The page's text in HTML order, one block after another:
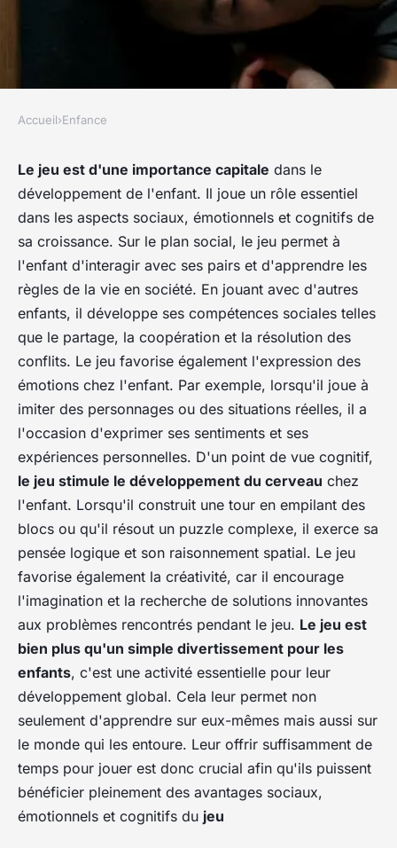
Jeux et Enfance : Le Rôle du
Jeu dans l'Apprentissage et la
Créativité
jarside8• 26 octobre 2023• 5 min de lecture
Accueil›Enfance
Le jeu est d'une importance capitale dans le
développement de l'enfant. Il joue un rôle essentiel
dans les aspects sociaux, émotionnels et cognitifs de
sa croissance. Sur le plan social, le jeu permet à
l'enfant d'interagir avec ses pairs et d'apprendre les
règles de la vie en société. En jouant avec d'autres
enfants, il développe ses compétences sociales telles
que le partage, la coopération et la résolution des
conflits. Le jeu favorise également l'expression des
émotions chez l'enfant. Par exemple, lorsqu'il joue à
imiter des personnages ou des situations réelles, il a
l'occasion d'exprimer ses sentiments et ses
expériences personnelles. D'un point de vue cognitif,
le jeu stimule le développement du cerveau chez
l'enfant. Lorsqu'il construit une tour en empilant des
blocs ou qu'il résout un puzzle complexe, il exerce sa
pensée logique et son raisonnement spatial. Le jeu
favorise également la créativité, car il encourage
l'imagination et la recherche de solutions innovantes
aux problèmes rencontrés pendant le jeu. Le jeu est
bien plus qu'un simple divertissement pour les
enfants, c'est une activité essentielle pour leur
développement global. Cela leur permet non
seulement d'apprendre sur eux-mêmes mais aussi sur
le monde qui les entoure. Leur offrir suffisamment de
temps pour jouer est donc crucial afin qu'ils puissent
bénéficier pleinement des avantages sociaux,
émotionnels et cognitifs du jeu